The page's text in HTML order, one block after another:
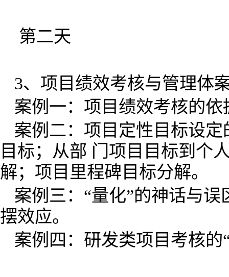
第二天
3、项目绩效考核与管理体
案例一：项目绩效考核的依
案例二：项目定性目标设
目标；从部 门项目目标到个
解；项目里程碑目标分解。
案例三：“量化”的神话与
摆效应。
案例四：研发类项目考核的